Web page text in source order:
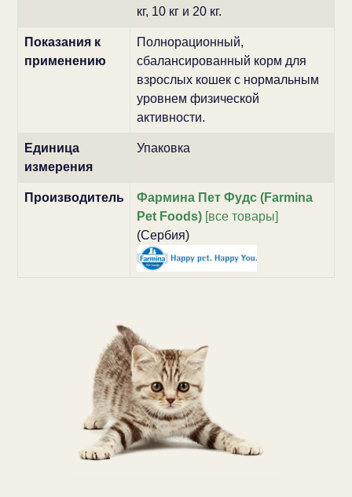
кг, 10 кг и 20 кг.
Показания к
применению
Полнорационный,
сбалансированный корм для
взрослых кошек с нормальным
уровнем физической
активности.
Единица
измерения
Упаковка
Производитель
Фармина Пет Фудс (Farmina
Pet Foods)[все товары]
(Сербия)